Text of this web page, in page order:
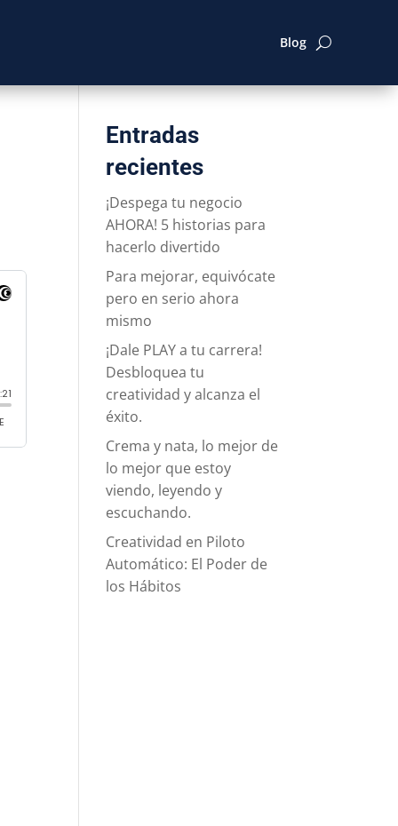
Blog
Entradas
recientes
¡Despega tu negocio
AHORA! 5 historias para
hacerlo divertido
Para mejorar, equivócate
pero en serio ahora
mismo
¡Dale PLAY a tu carrera!
Desbloquea tu
creatividad y alcanza el
éxito.
Crema y nata, lo mejor de
lo mejor que estoy
viendo, leyendo y
escuchando.
Creatividad en Piloto
Automático: El Poder de
los Hábitos